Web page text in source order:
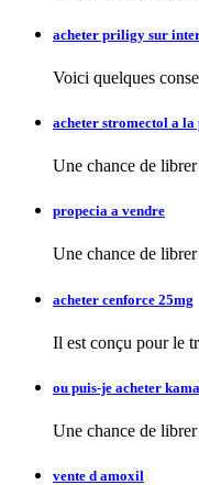
acheter priligy sur
Voici quelques
acheter stromectol a
Une chance de
propecia a vendre
Une chance de
acheter cenforce 25mg
Il est conçu pour le
ou puis-je acheter
Une chance de
vente d amoxil